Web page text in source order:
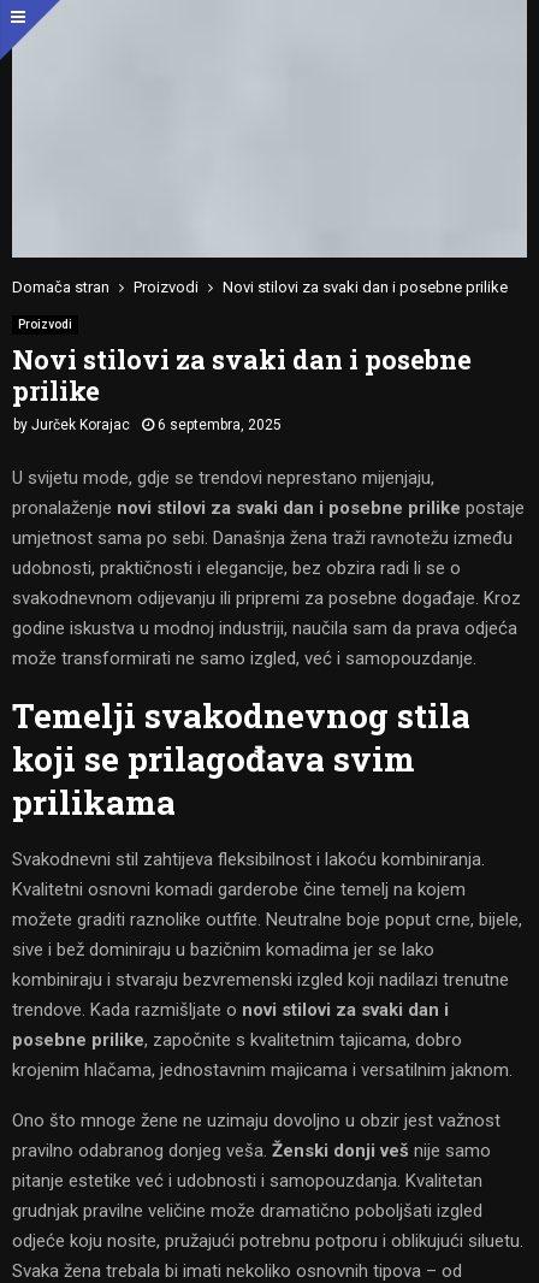
Domača stran Proizvodi Novi stilovi za svaki dan i posebne prilike
Proizvodi
Novi stilovi za svaki dan i posebne
prilike
by Jurček Korajac 6 septembra, 2025
U svijetu mode, gdje se trendovi neprestano mijenjaju,
pronalaženje novi stilovi za svaki dan i posebne prilike postaje
umjetnost sama po sebi. Današnja žena traži ravnotežu između
udobnosti, praktičnosti i elegancije, bez obzira radi li se o
svakodnevnom odijevanju ili pripremi za posebne događaje. Kroz
godine iskustva u modnoj industriji, naučila sam da prava odjeća
može transformirati ne samo izgled, već i samopouzdanje.
Temelji svakodnevnog stila
koji se prilagođava svim
prilikama
Svakodnevni stil zahtijeva fleksibilnost i lakoću kombiniranja.
Kvalitetni osnovni komadi garderobe čine temelj na kojem
možete graditi raznolike outfite. Neutralne boje poput crne, bijele,
sive i bež dominiraju u bazičnim komadima jer se lako
kombiniraju i stvaraju bezvremenski izgled koji nadilazi trenutne
trendove. Kada razmišljate o novi stilovi za svaki dan i
posebne prilike, započnite s kvalitetnim tajicama, dobro
krojenim hlačama, jednostavnim majicama i versatilnim jaknom.
Ono što mnoge žene ne uzimaju dovoljno u obzir jest važnost
pravilno odabranog donjeg veša. Ženski donji veš nije samo
pitanje estetike već i udobnosti i samopouzdanja. Kvalitetan
grudnjak pravilne veličine može dramatično poboljšati izgled
odjeće koju nosite, pružajući potrebnu potporu i oblikujući siluetu.
Svaka žena trebala bi imati nekoliko osnovnih tipova – od